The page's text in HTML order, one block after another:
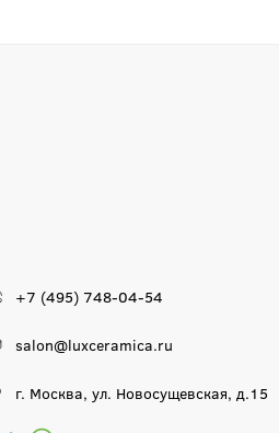
+7 (495) 748-04-54
salon@luxceramica.ru
г. Москва, ул. Новосущевская, д.15